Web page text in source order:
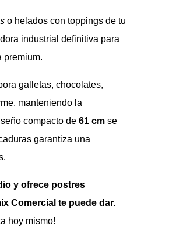
o helados con toppings de tu
industrial definitiva para
premium.
galletas, chocolates,
manteniendo la
compacto de61 cm se
garantiza una
y ofrece postres
Comercial te puede dar.
hoy mismo!